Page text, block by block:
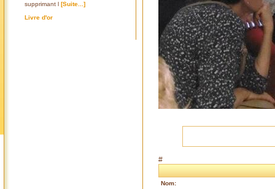
supprimant l [Suite...]
Livre d'or
#
Nom: